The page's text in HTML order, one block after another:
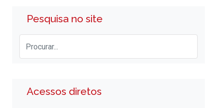
Pesquisa no site
Acessos diretos